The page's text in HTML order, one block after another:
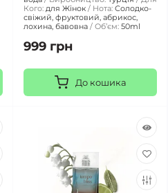
Кого: для Жінок Нота: Солодко-
свіжий, фруктовий, абрикос,
лохина, бавовна
Обʼєм: 50ml
999 грн
До кошика